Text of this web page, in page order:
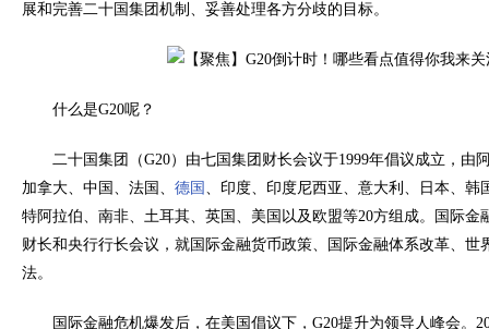
展和完善二十国集团机制、妥善处理各方分歧的目标。
什么是G20呢？
二十国集团（G20）由七国集团财长会议于1999年倡议成立，由
加拿大、中国、法国、 德国 、印度、印度尼西亚、意大利、日本、韩
特阿拉伯、南非、土耳其、英国、美国以及欧盟等20方组成。国际金
财长和央行行长会议，就国际金融货币政策、国际金融体系改革、世
法。
国际金融危机爆发后，在美国倡议下，G20提升为领导人峰会。